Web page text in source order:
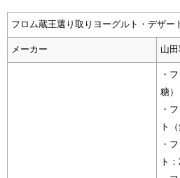
フロム蔵王選り取りヨーグルト・デザー
メーカー 山
・
糖
・
ト
・
ト